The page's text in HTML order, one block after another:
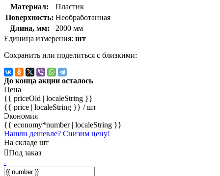
Материал:
Пластик
Поверхность: Необработанная
Длина, мм:
2000 мм
Единица измерения: шт
Сохранить или поделиться с близкими:
До конца акции осталось
Цена
{{ priceOld | localeString }}
{{ price | localeString }} / шт
Экономия
{{ economy*number | localeString }}
Нашли дешевле? Снизим цену!
На складе шт
Под заказ
-